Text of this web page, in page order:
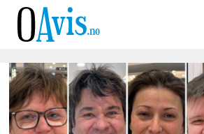
Emne:
sportspub